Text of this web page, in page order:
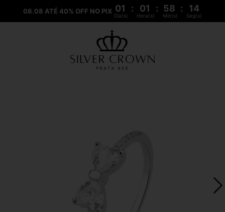
08.08 ATÉ 40% OFF NO PIX 01 : 01 : 58 : 14
Dia(s) Hora(s) Min(s) Seg(s)